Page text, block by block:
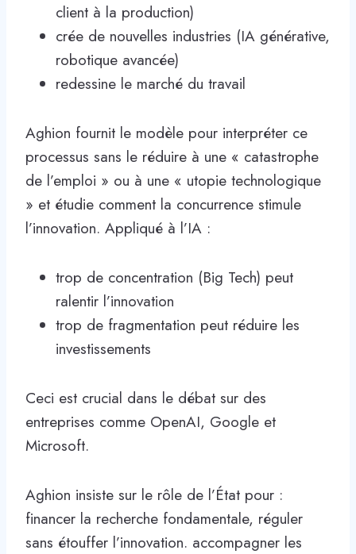
client à la production)
crée de nouvelles industries (IA générative,
robotique avancée)
redessine le marché du travail
Aghion fournit le modèle pour interpréter ce
processus sans le réduire à une « catastrophe
de l’emploi » ou à une « utopie technologique
» et étudie comment la concurrence stimule
l’innovation. Appliqué à l’IA :
trop de concentration (Big Tech) peut
ralentir l’innovation
trop de fragmentation peut réduire les
investissements
Ceci est crucial dans le débat sur des
entreprises comme OpenAI, Google et
Microsoft.
Aghion insiste sur le rôle de l’État pour :
financer la recherche fondamentale, réguler
sans étouffer l’innovation. accompagner les